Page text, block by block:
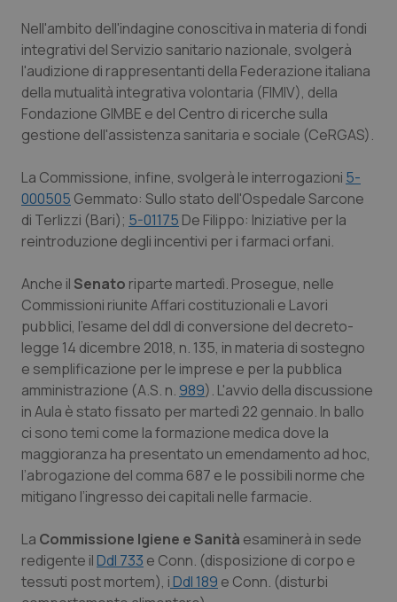
Sardegna
Sicilia
Toscana
Valle D’Aosta
Veneto
Malattia di Crohn & Rettocolite Ulcerosa
Neuroscienze & patologie neurodegenerative
Obesità
Oncodermatologia
Oncoematologia
Oncologia & Nutrizione
Psoriasi & pelle
Quotidiano Cardiologia
Quotidiano Chirurgia
Quotidiano Oncologia
Quotidiano Pediatria
Rene & patologie urogenitali
Nell'ambito dell'indagine conoscitiva in materia di fondi
integrativi del Servizio sanitario nazionale, svolgerà
l'audizione di rappresentanti della Federazione italiana
della mutualità integrativa volontaria (FIMIV), della
Fondazione GIMBE e del Centro di ricerche sulla
gestione dell'assistenza sanitaria e sociale (CeRGAS).
La Commissione, infine, svolgerà le interrogazioni 5-
000505 Gemmato: Sullo stato dell'Ospedale Sarcone
di Terlizzi (Bari); 5-01175 De Filippo: Iniziative per la
reintroduzione degli incentivi per i farmaci orfani.
Anche il Senato riparte martedì. Prosegue, nelle
Commissioni riunite Affari costituzionali e Lavori
pubblici, l'esame del ddl di conversione del decreto-
legge 14 dicembre 2018, n. 135, in materia di sostegno
e semplificazione per le imprese e per la pubblica
amministrazione (A.S. n. 989). L'avvio della discussione
in Aula è stato fissato per martedì 22 gennaio. In ballo
ci sono temi come la formazione medica dove la
maggioranza ha presentato un emendamento ad hoc,
l’abrogazione del comma 687 e le possibili norme che
mitigano l’ingresso dei capitali nelle farmacie.
La Commissione Igiene e Sanità esaminerà in sede
redigente ilDdl 733 e Conn. (disposizione di corpo e
tessuti post mortem), iDdl 189 e Conn. (disturbi